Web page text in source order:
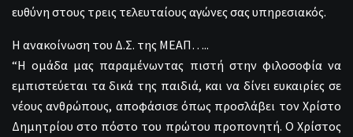
ευθύνη στους τρεις τελευταίους αγώνες σας υπηρεσιακός.
Η ανακοίνωση του Δ.Σ. της ΜΕΑΠ…..
“Η ομάδα μας παραμένωντας πιστή στην φιλοσοφία να
εμπιστεύεται τα δικά της παιδιά, και να δίνει ευκαιρίες σε
νέους ανθρώπους, αποφάσισε όπως προσλάβει τον Χρίστο
Δημητρίου στο πόστο του πρώτου προπονητή. Ο Χρίστος